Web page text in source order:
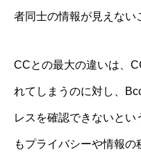
者同士の情報が見えない
CCとの最大の違いは、
れてしまうのに対し、
レスを確認できないとい
もプライバシーや情報